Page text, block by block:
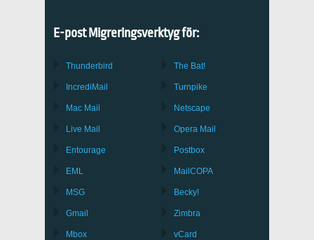
E-post Migreringsverktyg för:
Thunderbird
IncrediMail
Mac Mail
Live Mail
Entourage
EML
MSG
Gmail
Mbox
The Bat!
Turnpike
Netscape
Opera Mail
Postbox
MailCOPA
Becky!
Zimbra
vCard